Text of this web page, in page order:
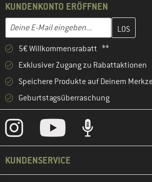
KUNDENKONTO ERÖFFNEN
E-Mail-Adresse
Gib hier deine E-Mail-Adresse ein und
5€ Willkommensrabatt **
Exklusiver Zugang zu Rabattaktionen
Speichere Produkte auf Deinem
Geburtstagsüberraschung
KUNDENSERVICE